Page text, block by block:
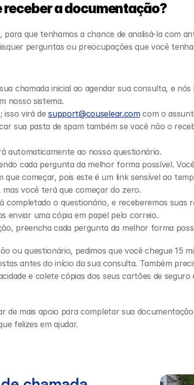
receber a documentação?
que tenhamos a chance de analisá-la com
perguntas ou preocupações que você
chamada inicial ao agendar sua consulta, e nós
nosso sistema.
isso virá de support@couselear.com com o
sua pasta de spam também se você não o
automaticamente ao nosso questionário.
cada pergunta da melhor forma possível.
começar, pois este é um link sensível ao
você terá que começar do zero.
completado o questionário, e receberemos suas
enviar uma cópia em papel pelo correio.
preencha cada pergunta da melhor forma
ou questionário, pedimos que você chegue 15
antes do início da sua consulta. Também
e colete cópias dos seus cartões de
de mais apoio para completar sua
felizes em ajudar.